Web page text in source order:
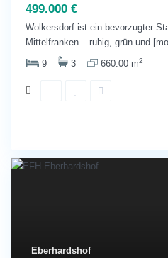
499.000 €
Wolkersdorf ist ein bevorzugter
Mittelfranken – ruhig, grün und
9
3 660.00 m2
Eberhardshof